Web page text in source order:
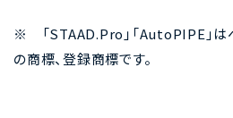
※ 「STAAD.Pro」「AutoPIPE」は
の商標、登録商標です。